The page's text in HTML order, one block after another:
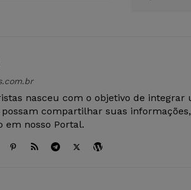
nasceu com o objetivo de
compartilhar suas
em nosso Portal.